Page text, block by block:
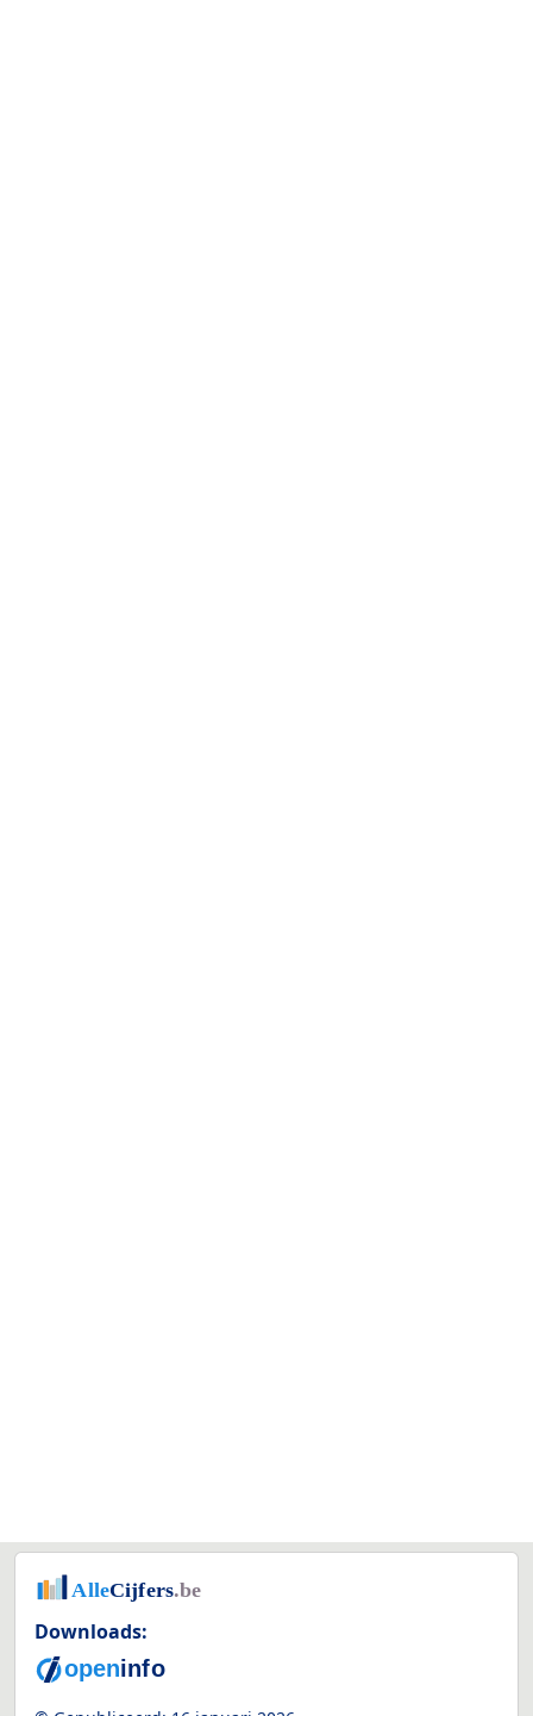
Downloads: